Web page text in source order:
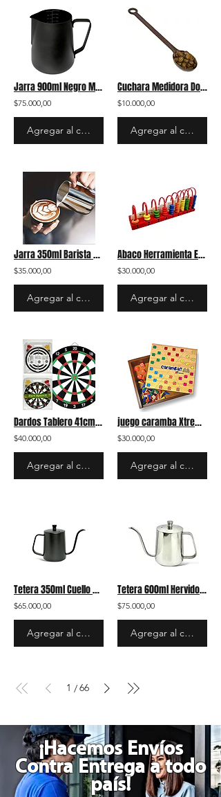
Jarra 900ml Negro Mate Espumador Leche Cremadora Latte Art Acero Inoxidable
$75.000,00
Agregar al carrito
Cuchara Medidora Dosificadora 10gr Café o Granos Cocina Cafetera
$10.000,00
Agregar al carrito
Jarra 350ml Barista Café Latte Art en Acero Inoxidable 304 Medidora Barismo
$35.000,00
Agregar al carrito
Abaco Herramienta Educativa Matematica en Madera REF. 1150.
$30.000,00
Agregar al carrito
Dardos Tablero 41cm Tiro al Blanco Juego Doble Diana Gigante
$40.000,00
Agregar al carrito
juego caramba Xtremo 6 personas Incluye Fichas y Dados El Madrazo
$30.000,00
Agregar al carrito
Tetera 350ml Cuello Ganso Acero Inoxidable Jarra Negra Mediana Cisne Hervidor
$65.000,00
Agregar al carrito
Tetera 600ml Hervidora Acero Inoxidable Jarra Grande Plateada Cuello Ganso
$75.000,00
Agregar al carrito
1 /66
¡Hacemos Envíos
Contra Entrega a todo
país!